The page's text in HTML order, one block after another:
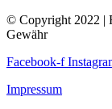
© Copyright 2022 |
Gewähr
Facebook-f
Impressum